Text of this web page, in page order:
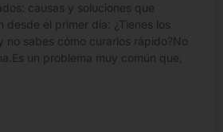
causas y soluciones que
desde el primer día: ¿Tienes los
no sabes cómo curarlos rápido?No
un problema muy común que,